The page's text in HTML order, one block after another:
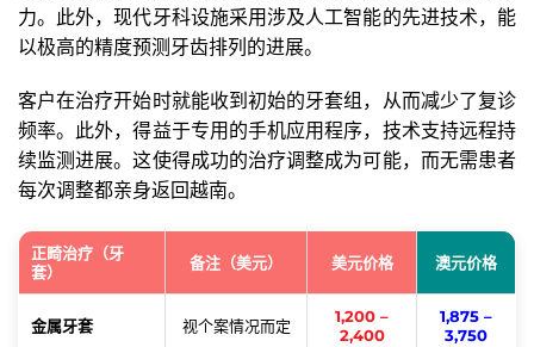
力。此外，现代牙科设施采用涉及人工智能的先进技术，能
以极高的精度预测牙齿排列的进展。
客户在治疗开始时就能收到初始的牙套组，从而减少了复诊
频率。此外，得益于专用的手机应用程序，技术支持远程持
续监测进展。这使得成功的治疗调整成为可能，而无需患者
每次调整都亲身返回越南。
正畸治疗（牙
套）
备注（美元） 美元价格 澳元价格
金属牙套 视个案情况而定
1,200 –
2,400
1,875 –
3,750